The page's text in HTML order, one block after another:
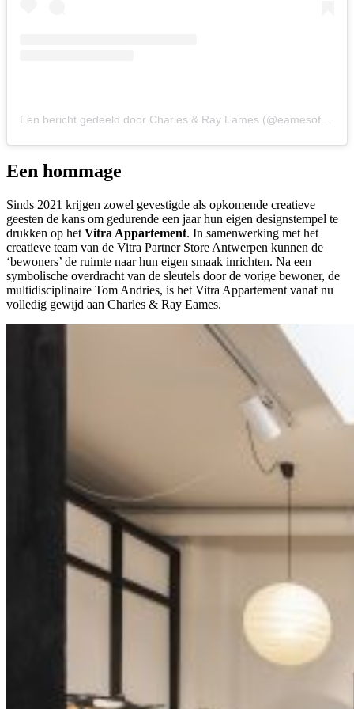
Een bericht gedeeld door Charles & Ray Eames (@eamesoffice)
Een hommage
Sinds 2021 krijgen zowel gevestigde als opkomende creatieve
geesten de kans om gedurende een jaar hun eigen designstempel te
drukken op het Vitra Appartement. In samenwerking met het
creatieve team van de Vitra Partner Store Antwerpen kunnen de
‘bewoners’ de ruimte naar hun eigen smaak inrichten. Na een
symbolische overdracht van de sleutels door de vorige bewoner, de
multidisciplinaire Tom Andries, is het Vitra Appartement vanaf nu
volledig gewijd aan Charles & Ray Eames.